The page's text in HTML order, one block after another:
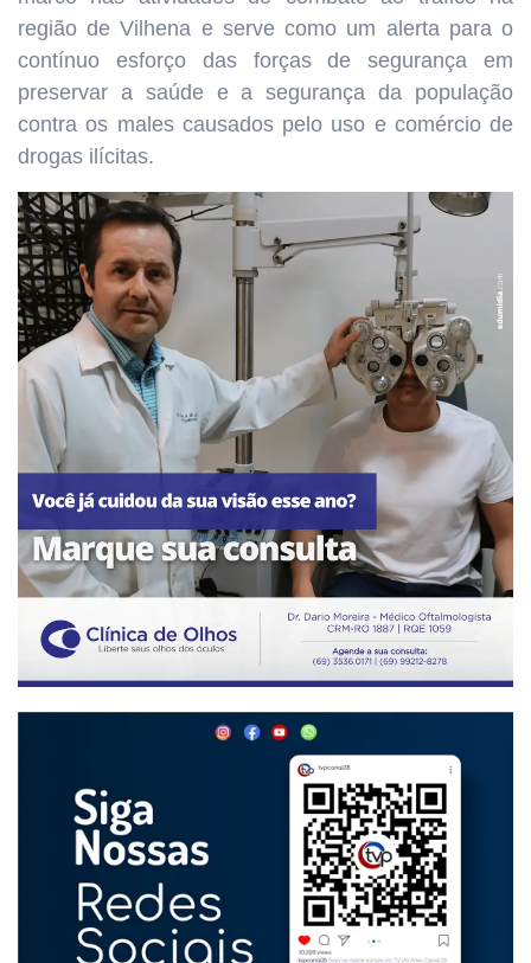
região de Vilhena e serve como um alerta para o
contínuo esforço das forças de segurança em
preservar a saúde e a segurança da população
contra os males causados pelo uso e comércio de
drogas ilícitas.